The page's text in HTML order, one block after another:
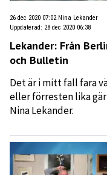
26 dec 2020 07:02 Nina Lekander
Uppdaterad: 28 dec 2020 06:38
Lekander: Från
och Bulletin
Det är i mitt fall fara
eller förresten lika
Nina Lekander.